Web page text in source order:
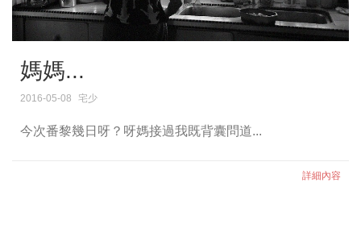
媽媽...
2016-05-08 宅少
今次番黎幾日呀？呀媽接過我既背囊問道...
詳細內容